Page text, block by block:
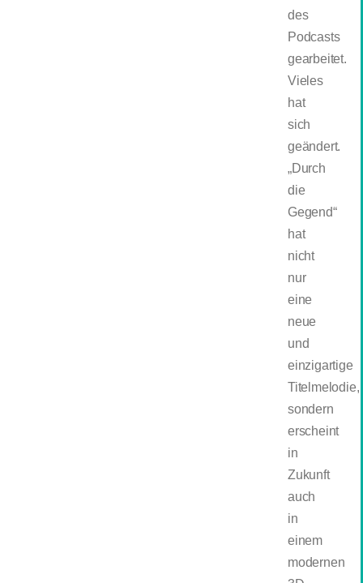
des
Podcasts
gearbeitet.
Vieles
hat
sich
geändert.
„Durch
die
Gegend“
hat
nicht
nur
eine
neue
und
einzigartige
Titelmelodie,
sondern
erscheint
in
Zukunft
auch
in
einem
modernen